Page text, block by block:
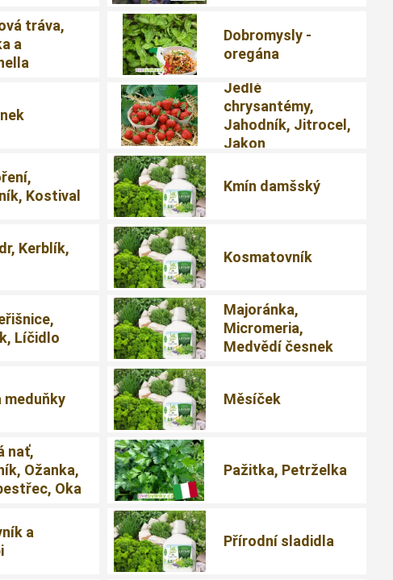
tráva,
a
Dobromysly -
oregána
Jedlé
chrysantémy,
Jahodník, Jitrocel,
Jakon
Kostival
Kmín damšský
Kerblík,
Kosmatovník
Líčidlo
Majoránka,
Micromeria,
Medvědí česnek
meduňky Měsíček
nať,
Ožanka,
Oka
Pažitka, Petrželka
a
Přírodní sladidla